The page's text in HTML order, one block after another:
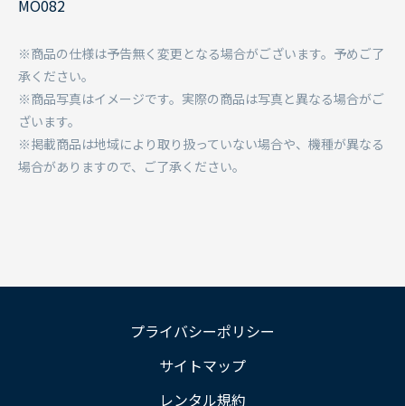
MO082
※商品の仕様は予告無く変更となる場合がございます。予めご了
承ください。
※商品写真はイメージです。実際の商品は写真と異なる場合がご
ざいます。
※掲載商品は地域により取り扱っていない場合や、機種が異なる
場合がありますので、ご了承ください。
プライバシーポリシー
サイトマップ
レンタル規約